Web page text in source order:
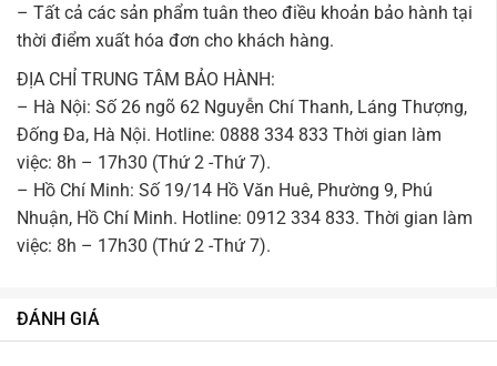
– Tất cả các sản phẩm tuân theo điều khoản bảo hành tại
thời điểm xuất hóa đơn cho khách hàng.
ĐỊA CHỈ TRUNG TÂM BẢO HÀNH:
– Hà Nội: Số 26 ngõ 62 Nguyễn Chí Thanh, Láng Thượng,
Đống Đa, Hà Nội. Hotline: 0888 334 833 Thời gian làm
việc: 8h – 17h30 (Thứ 2 -Thứ 7).
– Hồ Chí Minh: Số 19/14 Hồ Văn Huê, Phường 9, Phú
Nhuận, Hồ Chí Minh. Hotline: 0912 334 833. Thời gian làm
việc: 8h – 17h30 (Thứ 2 -Thứ 7).
ĐÁNH GIÁ